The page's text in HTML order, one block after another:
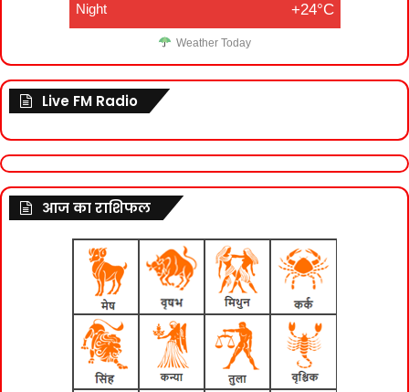
Night +24°C
Weather Today
Live FM Radio
आज का राशिफल